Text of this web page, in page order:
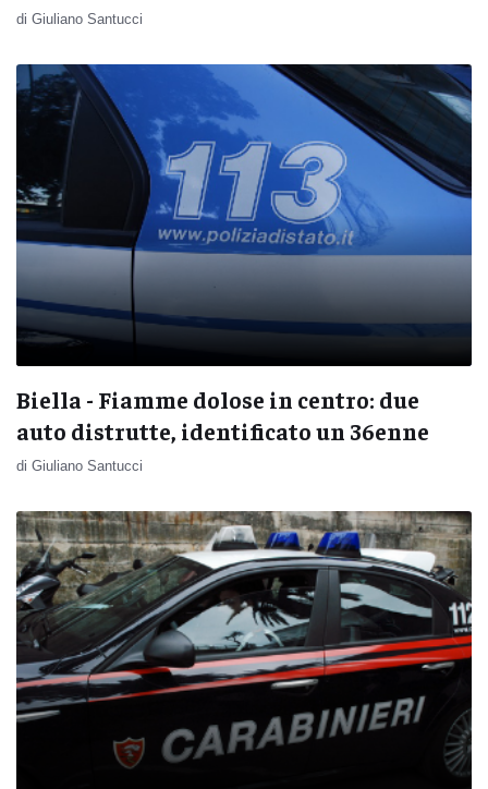
di Giuliano Santucci
Biella - Fiamme dolose in centro: due
auto distrutte, identificato un 36enne
di Giuliano Santucci